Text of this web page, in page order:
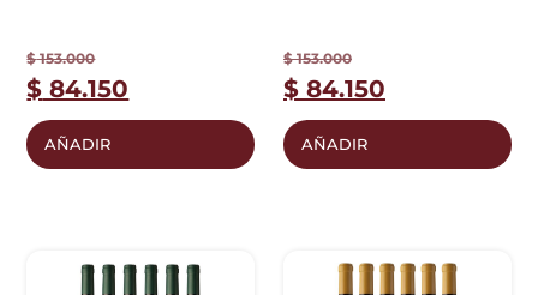
$153.000
$ 84.150
AÑADIR
$153.000
$ 84.150
AÑADIR